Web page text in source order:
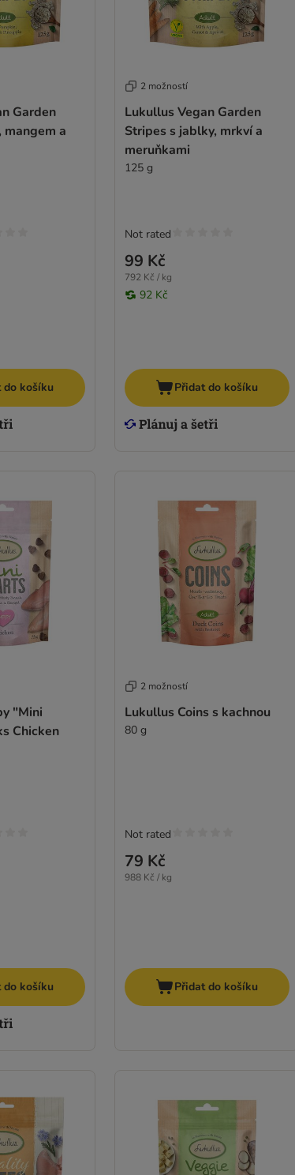
Garden
mangem a
do košíku
2 možností
Lukullus Vegan Garden
Stripes s jablky, mrkví a
meruňkami
125 g
99 Kč
792 Kč / kg
92 Kč
Not rated
Přidat do košíku
"Mini
Chicken
do košíku
2 možností
Lukullus Coins s kachnou
80 g
79 Kč
988 Kč / kg
Not rated
Přidat do košíku